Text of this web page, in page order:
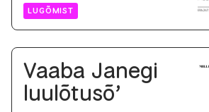
LUGÕMIST
Vaaba Janegi
luulõtusõ’